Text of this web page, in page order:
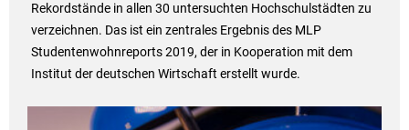
Rekordstände in allen 30 untersuchten Hochschulstädten zu
verzeichnen. Das ist ein zentrales Ergebnis des MLP
Studentenwohnreports 2019, der in Kooperation mit dem
Institut der deutschen Wirtschaft erstellt wurde.